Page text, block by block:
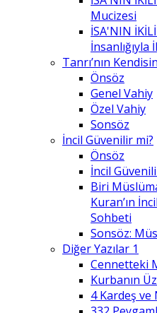
Mucizesi
İSA'NIN
Tanrı’nın
Önsöz
Genel Vahiy
Özel Vahiy
Sonsöz
İncil Güvenilir mi?
Önsöz
İncil
Biri
Kuran’ın
Sohbeti
Sonsöz:
Diğer Yazılar 1
Cennetteki
Kurbanın
4 Kardeş ve